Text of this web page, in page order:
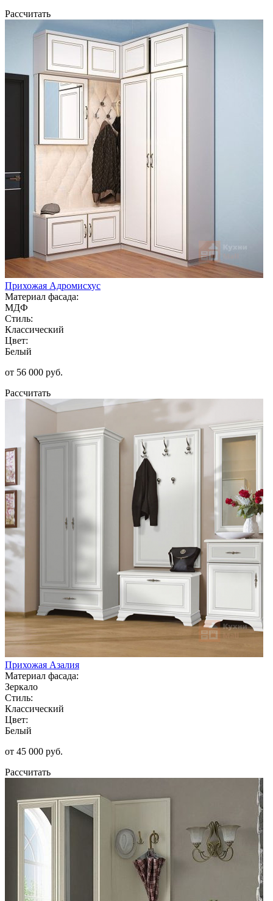
Рассчитать
Прихожая Адромисхус
Материал фасада:
МДФ
Стиль:
Классический
Цвет:
Белый
от 56 000 руб.
Рассчитать
Прихожая Азалия
Материал фасада:
Зеркало
Стиль:
Классический
Цвет:
Белый
от 45 000 руб.
Рассчитать